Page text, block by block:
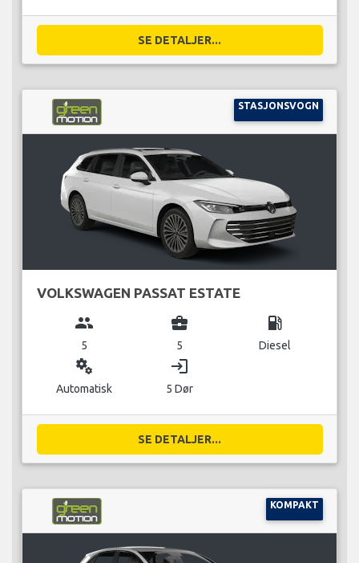
SE DETALJER...
STASJONSVOGN
VOLKSWAGEN PASSAT ESTATE
group
5
business_center
5
local_gas_station
Diesel
miscellaneous_services
Automatisk
login
5 Dør
SE DETALJER...
KOMPAKT